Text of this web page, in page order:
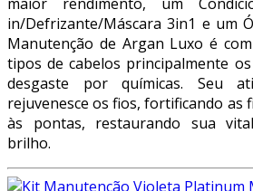
maior rendimento, um
in/Defrizante/Máscara 3in1 e um
Manutenção de Argan Luxo é
tipos de cabelos principalmente
desgaste por químicas. Seu
rejuvenesce os fios, fortificando as
às pontas, restaurando sua
brilho.